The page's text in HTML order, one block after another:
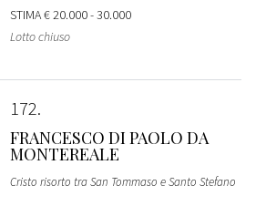
STIMA€ 20.000 - 30.000
Lotto chiuso
172
FRANCESCO DI PAOLO DA
MONTEREALE
Cristo risorto tra San Tommaso e Santo Stefano